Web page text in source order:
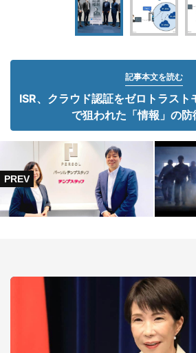
記事本文を読む
ISR、クラウド認証をゼロトラス
で狙われた「情報」の防